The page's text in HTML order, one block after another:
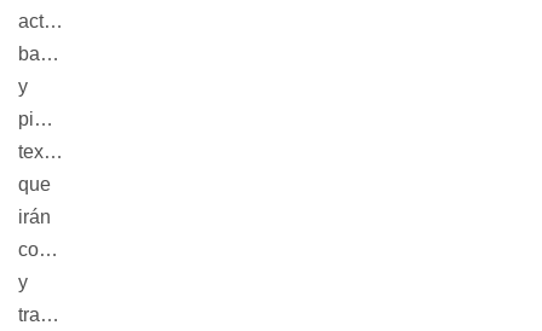
actores,
bailarines
y
piezas
textiles,
que
irán
contando
y
transformando